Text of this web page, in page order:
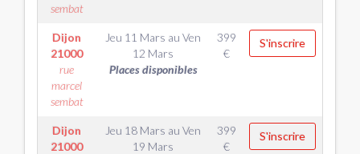
sembat
Dijon
21000
rue
marcel
sembat
Jeu 11 Mars au Ven
12 Mars
Places disponibles
399
€
S'inscrire
Dijon
21000
Jeu 18 Mars au Ven
19 Mars
399
€
S'inscrire